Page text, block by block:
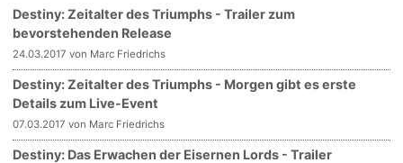
Destiny: Zeitalter des Triumphs - Trailer zum
bevorstehenden Release
24.03.2017 von Marc Friedrichs
Destiny: Zeitalter des Triumphs - Morgen gibt es erste
Details zum Live-Event
07.03.2017 von Marc Friedrichs
Destiny: Das Erwachen der Eisernen Lords - Trailer